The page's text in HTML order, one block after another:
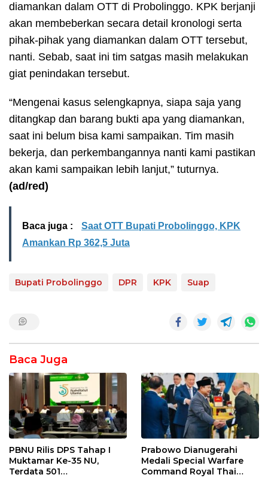
diamankan dalam OTT di Probolinggo. KPK berjanji
akan membeberkan secara detail kronologi serta
pihak-pihak yang diamankan dalam OTT tersebut,
nanti. Sebab, saat ini tim satgas masih melakukan
giat penindakan tersebut.
“Mengenai kasus selengkapnya, siapa saja yang
ditangkap dan barang bukti apa yang diamankan,
saat ini belum bisa kami sampaikan. Tim masih
bekerja, dan perkembangannya nanti kami pastikan
akan kami sampaikan lebih lanjut,” tuturnya.
(ad/red)
Baca juga :
Saat OTT Bupati Probolinggo, KPK
Amankan Rp 362,5 Juta
Bupati Probolinggo DPR KPK Suap
Baca Juga
PBNU Rilis DPS Tahap I
Muktamar Ke-35 NU,
Terdata 501
Prabowo Dianugerahi
Medali Special Warfare
Command Royal Thai